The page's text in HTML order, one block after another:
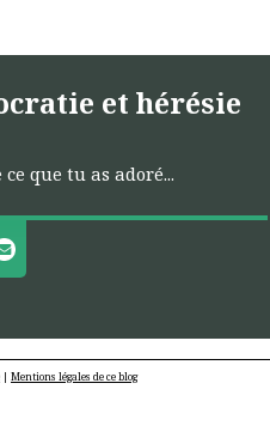
et hérésie
que tu as adoré...
| Mentions légales de ce blog